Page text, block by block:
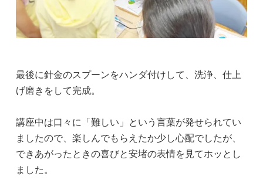
最後に針金のスプーンをハンダ付けして、洗浄、仕上
げ磨きをして完成。
講座中は口々に「難しい」という言葉が発せられてい
ましたので、楽しんでもらえたか少し心配でしたが、
できあがったときの喜びと安堵の表情を見てホッとし
ました。